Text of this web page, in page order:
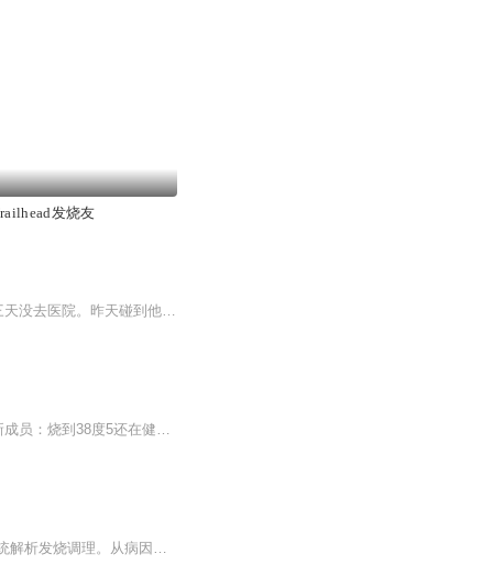
发烧友
发烧怎么好的快发烧时最该做的不是吃药，而是这件事 我表哥上周发高烧，硬是在家扛了三天没去医院。昨天碰到他问怎么退的烧，这货居然神秘兮兮掏出一个保温杯："每天灌五斤白开水，比打吊针还管用。"这话虽然听着像卖保健品的忽悠，但还真让他蒙对了—...
发烧后怎么运动发烧后想运动？先看看你的身体同不同意 当代年轻人的迷惑行为大赏又添新成员：烧到38度5还在健身房挥汗如雨，朋友圈配文"自律给我自由"。这操作堪比边吃头孢边喝酒——都是嫌命太长的行为。今天咱们就来说说这个反常识操作背后的中医逻辑...
《如何调理发烧》系列专辑，由中医西医双料高手编写，结合健康管理师专业视角，为你系统解析发烧调理。从病因、症状、治疗到预防，全面解答发烧难题。幽默风趣的语言，轻松学习发烧知识，告别发烧困扰，快来一探究竟吧！发烧不求医 健康生活